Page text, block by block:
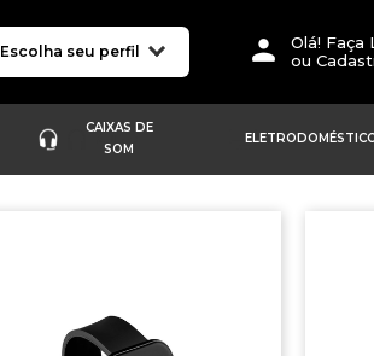
Escolha seu perfil
Olá! Faça
ou
CAIXAS DE
SOM